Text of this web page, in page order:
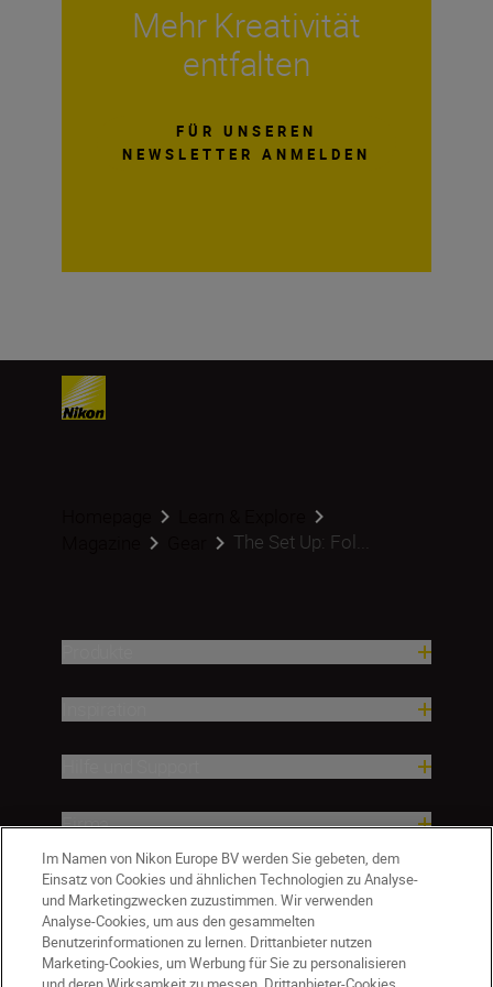
Mehr Kreativität
entfalten
FÜR UNSEREN
NEWSLETTER ANMELDEN
The Set Up: Fol...
Firma
Im Namen von Nikon Europe BV werden Sie gebeten, dem
Einsatz von Cookies und ähnlichen Technologien zu Analyse-
und Marketingzwecken zuzustimmen. Wir verwenden
Analyse-Cookies, um aus den gesammelten
Benutzerinformationen zu lernen. Drittanbieter nutzen
Marketing-Cookies, um Werbung für Sie zu personalisieren